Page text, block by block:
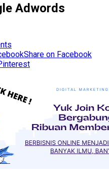
Adwords
Share on Facebook